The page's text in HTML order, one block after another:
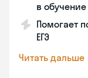
в обучение
Помогает
ЕГЭ
Читать дальше